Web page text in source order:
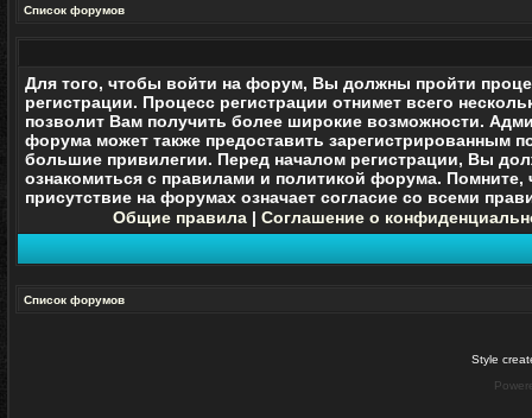
Список форумов
Для того, чтобы войти на форум, Вы должны пройти
регистрации. Процесс регистрации отнимет всего
позволит Вам получить более широкие возможности.
форума может также предоставить зарегистрированным
большие привилегии. Перед началом регистрации, Вы
ознакомиться с правилами и политикой форума. Помните,
присутствие на форумах означает согласие со всеми
Общие правила| Соглашение о
Список форумов
Style